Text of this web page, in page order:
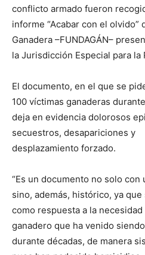
conflicto armado fueron
informe “Acabar con el olvido”
Ganadera –FUNDAGÁN–
la Jurisdicción Especial para la
El documento, en el que se
100 víctimas ganaderas
deja en evidencia dolorosos
secuestros, desapariciones y
desplazamiento forzado.
“Es un documento no solo
sino, además, histórico, ya que
como respuesta a la
ganadero que ha venido
durante décadas, de manera